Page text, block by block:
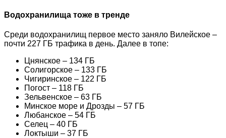
Водохранилища тоже в тренде
Среди водохранилищ первое место заняло Вилейское –
почти 227 ГБ трафика в день. Далее в топе:
Цнянское – 134 ГБ
Солигорское – 133 ГБ
Чигиринское – 122 ГБ
Погост – 118 ГБ
Зельвенское – 63 ГБ
Минское море и Дрозды – 57 ГБ
Любанское – 54 ГБ
Селец – 40 ГБ
Локтыши – 37 ГБ